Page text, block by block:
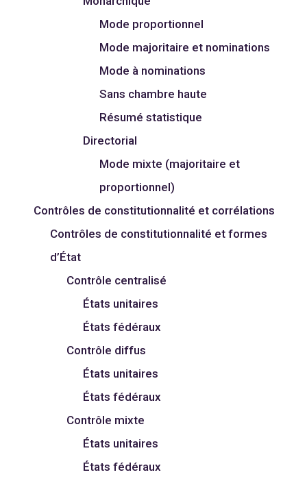
Mode proportionnel
Mode majoritaire et nominations
Mode à nominations
Sans chambre haute
Résumé statistique
Directorial
Mode mixte (majoritaire et
proportionnel)
Contrôles de constitutionnalité et corrélations
Contrôles de constitutionnalité et formes
d’État
Contrôle centralisé
États unitaires
États fédéraux
Contrôle diffus
États unitaires
États fédéraux
Contrôle mixte
États unitaires
États fédéraux